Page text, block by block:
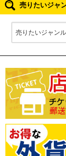
売りたいジャ